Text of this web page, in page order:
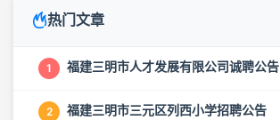
热门文章
1 福建三明市人才发展有限公司诚聘公告
2 福建三明市三元区列西小学招聘公告